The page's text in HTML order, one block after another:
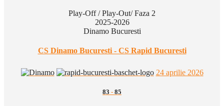
Play-Off / Play-Out/ Faza 2
2025-2026
Dinamo Bucuresti
CS Dinamo Bucuresti - CS Rapid Bucuresti
24 aprilie 2026
83 - 85